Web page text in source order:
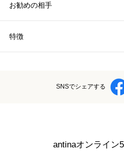
お勧めの相手
特徴
SNSでシェアする
antinaオンライン